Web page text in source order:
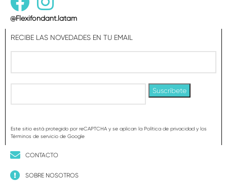
@Flexifondant.latam
RECIBE LAS NOVEDADES EN TU EMAIL
Este sitio está protegido por reCAPTCHA y se aplican la Política de privacidad y los
Términos de servicio de Google
CONTACTO
SOBRE NOSOTROS